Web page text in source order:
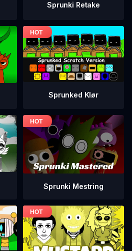
Sprunki Retake
Sprunked Klør
Sprunki Mestring